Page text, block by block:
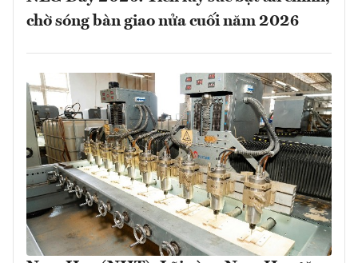
chờ sóng bàn giao nửa cuối năm 2026